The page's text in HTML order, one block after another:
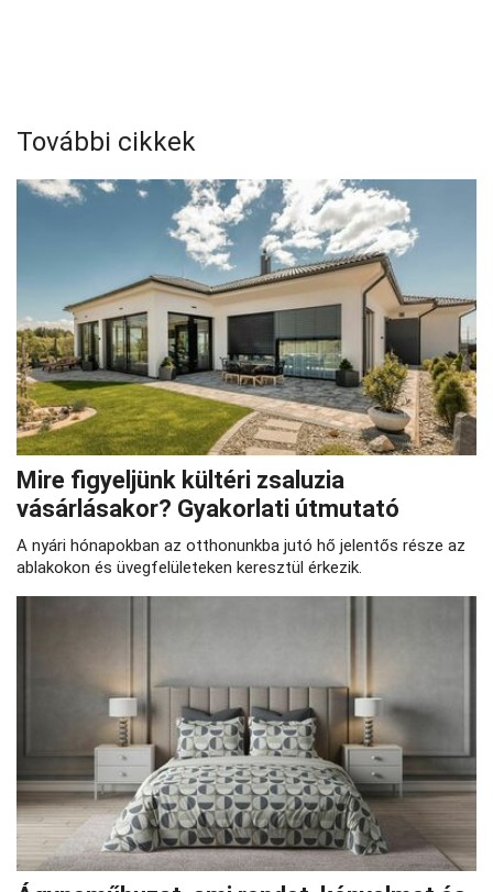
További cikkek
Mire figyeljünk kültéri zsaluzia
vásárlásakor? Gyakorlati útmutató
A nyári hónapokban az otthonunkba jutó hő jelentős része az
ablakokon és üvegfelületeken keresztül érkezik.